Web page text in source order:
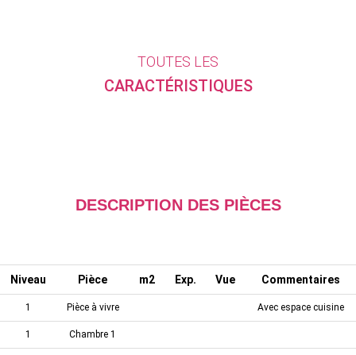
TOUTES LES
CARACTÉRISTIQUES
DESCRIPTION DES PIÈCES
Niveau Pièce m2 Exp. Vue Commentaires
1 Pièce à vivre Avec espace cuisine
1 Chambre 1